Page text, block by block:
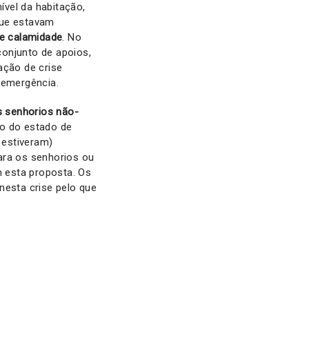
da habitação,
estavam
calamidade. No
de apoios,
de crise
senhorios não-
do estado de
os senhorios ou
esta proposta. Os
crise pelo que